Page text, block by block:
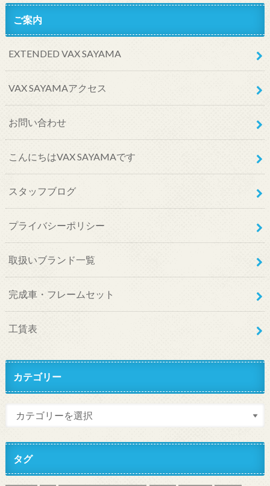
ご案内
EXTENDED VAX SAYAMA
VAX SAYAMAアクセス
お問い合わせ
こんにちはVAX SAYAMAです
スタッフブログ
プライバシーポリシー
取扱いブランド一覧
完成車・フレームセット
工賃表
カテゴリー
タグ